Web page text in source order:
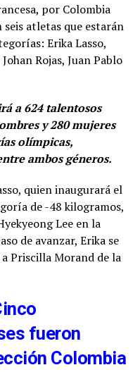
por Colombia
atletas que estarán
Erika Lasso,
Rojas, Juan Pablo
a 624 talentosos
y 280 mujeres
olímpicas,
ambos géneros.
quien inaugurará el
de -48 kilogramos,
Lee en la
de avanzar, Erika se
Priscilla Morand de la
fueron
Colombia